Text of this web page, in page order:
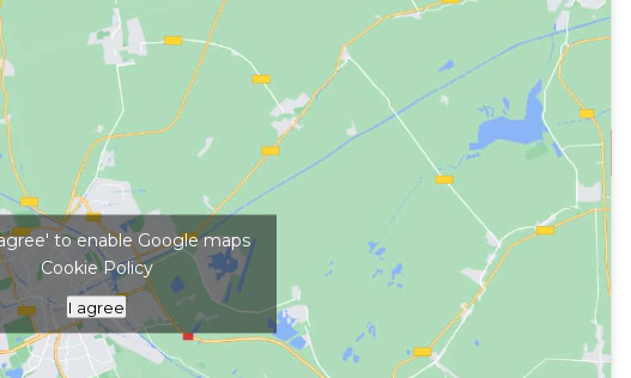
a térkép megjelenítéséhez
to enable Google maps
Cookie Policy
I agree